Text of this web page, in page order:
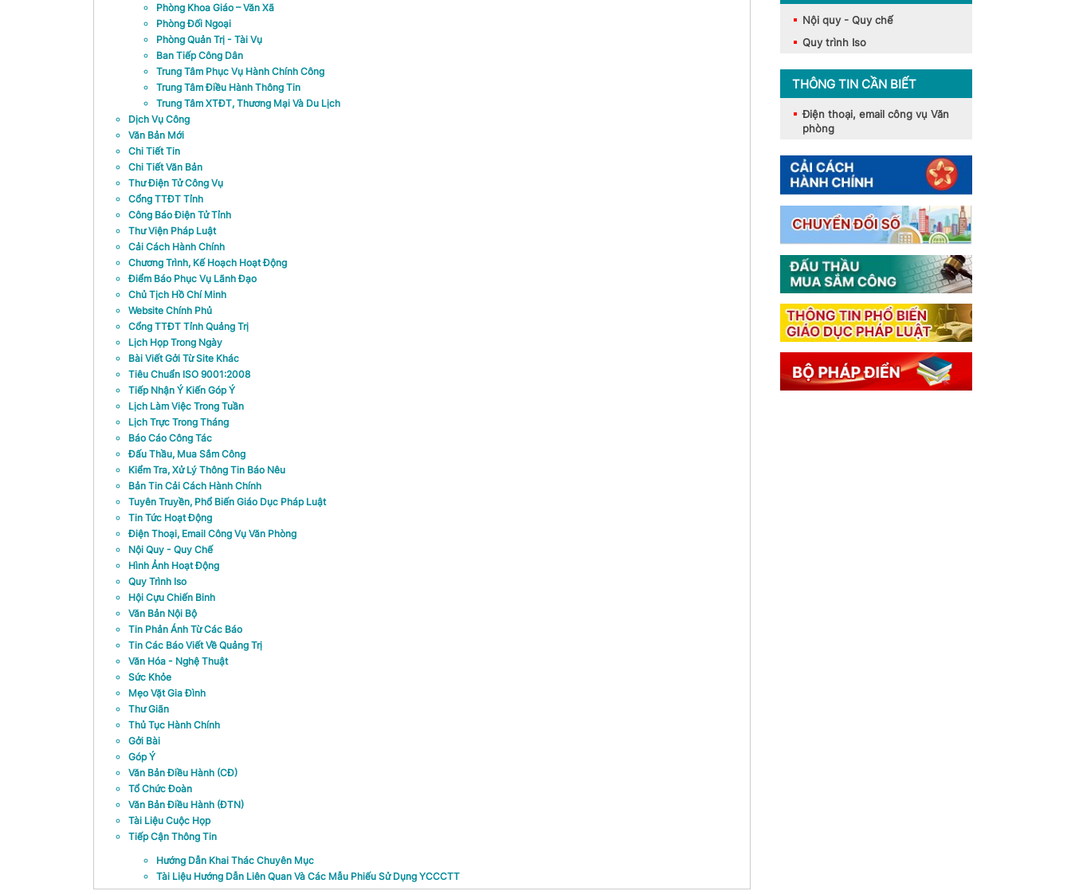
Phòng Khoa Giáo – Văn Xã
Phòng Đối Ngoại
Phòng Quản Trị - Tài Vụ
Ban Tiếp Công Dân
Trung Tâm Phục Vụ Hành Chính Công
Trung Tâm Điều Hành Thông Tin
Trung Tâm XTĐT, Thương Mại Và Du Lịch
Dịch Vụ Công
Văn Bản Mới
Chi Tiết Tin
Chi Tiết Văn Bản
Thư Điện Tử Công Vụ
Cổng TTĐT Tỉnh
Công Báo Điện Tử Tỉnh
Thư Viện Pháp Luật
Cải Cách Hành Chính
Chương Trình, Kế Hoạch Hoạt Động
Điểm Báo Phục Vụ Lãnh Đạo
Chủ Tịch Hồ Chí Minh
Website Chính Phủ
Cổng TTĐT Tỉnh Quảng Trị
Lịch Họp Trong Ngày
Bài Viết Gởi Từ Site Khác
Tiêu Chuẩn ISO 9001:2008
Tiếp Nhận Ý Kiến Góp Ý
Lịch Làm Việc Trong Tuần
Lịch Trực Trong Tháng
Báo Cáo Công Tác
Đấu Thầu, Mua Sắm Công
Kiểm Tra, Xử Lý Thông Tin Báo Nêu
Bản Tin Cải Cách Hành Chính
Tuyên Truyền, Phổ Biến Giáo Dục Pháp Luật
Tin Tức Hoạt Động
Điện Thoại, Email Công Vụ Văn Phòng
Nội Quy - Quy Chế
Hình Ảnh Hoạt Động
Quy Trình Iso
Hội Cựu Chiến Binh
Văn Bản Nội Bộ
Tin Phản Ánh Từ Các Báo
Tin Các Báo Viết Về Quảng Trị
Văn Hóa - Nghệ Thuật
Sức Khỏe
Mẹo Vặt Gia Đình
Thư Giãn
Thủ Tục Hành Chính
Gởi Bài
Góp Ý
Văn Bản Điều Hành (CĐ)
Tổ Chức Đoàn
Văn Bản Điều Hành (ĐTN)
Tài Liệu Cuộc Họp
Tiếp Cận Thông Tin
Hướng Dẫn Khai Thác Chuyên Mục
Tài Liệu Hướng Dẫn Liên Quan Và Các Mẫu Phiếu Sử Dụng YCCCTT
Nội quy - Quy chế
Quy trình Iso
THÔNG TIN CẦN BIẾT
Điện thoại, email công vụ Văn
phòng